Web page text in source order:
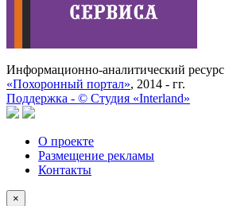
Информационно-аналитический ресурс
«Похоронный портал», 2014 - гг.
Поддержка - © Cтудия «Interland»
О проекте
Размещение рекламы
Контакты
×